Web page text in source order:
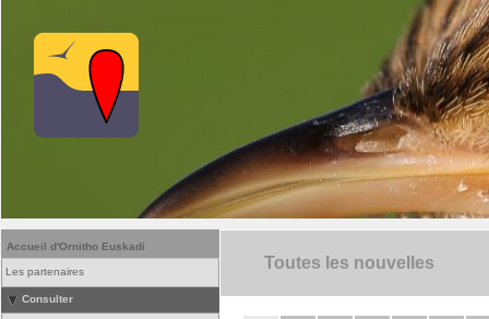
Accueil d'Ornitho Euskadi
Les partenaires
Consulter
Toutes les nouvelles